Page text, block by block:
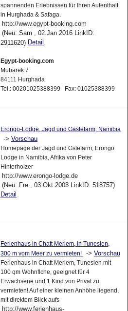
spannenden Erlebnissen für Ihren Aufenthalt
in Hurghada & Safaga.
http://www.egypt-booking.com
(Neu: Sam , 02.Jan 2016 LinkID:
2911620) Detail
Egypt-booking.com
Mubarek 7
84111 Hurghada
Tel.: 00201025388399 Fax: 01025388399
Erongo-Lodge, Jagd und Gästefarm, Namibia
-> Vorschau
Homepage der Jagd und Gstefarm, Erongo
Lodge in Namibia, Afrika von Peter
Hinterholzer
http://www.erongo-lodge.de
(Neu: Fre , 03.Okt 2003 LinkID: 518757)
Detail
Ferienhaus in Chatt Meriem, in Tunesien,
300 m vom Meer zu vermieten!
-> Vorschau
Ferienhaus in Chatt Meriem, Tunesien mit
100 qm Wohnflche, geeignet für 4
Erwachsene und 1 Kind von Privat zu
vermieten! Auf einer kleinen Anhöhe liegend,
mit direktem Blick aufs
http://www.ferienhaus-